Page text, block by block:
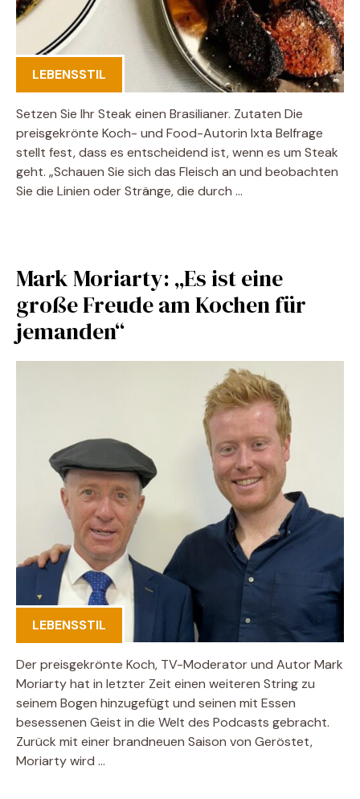
LEBENSSTIL
Setzen Sie Ihr Steak einen Brasilianer. Zutaten Die
preisgekrönte Koch- und Food-Autorin Ixta Belfrage
stellt fest, dass es entscheidend ist, wenn es um Steak
geht. „Schauen Sie sich das Fleisch an und beobachten
Sie die Linien oder Stränge, die durch …
Mark Moriarty: „Es ist eine
große Freude am Kochen für
jemanden“
LEBENSSTIL
Der preisgekrönte Koch, TV-Moderator und Autor Mark
Moriarty hat in letzter Zeit einen weiteren String zu
seinem Bogen hinzugefügt und seinen mit Essen
besessenen Geist in die Welt des Podcasts gebracht.
Zurück mit einer brandneuen Saison von Geröstet,
Moriarty wird …